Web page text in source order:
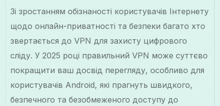
Зі зростанням обізнаності користувачів Інтернету
щодо онлайн-приватності та безпеки багато хто
звертається до VPN для захисту цифрового
сліду. У 2025 році правильний VPN може суттєво
покращити ваш досвід перегляду, особливо для
користувачів Android, які прагнуть швидкого,
безпечного та безобмеженого доступу до